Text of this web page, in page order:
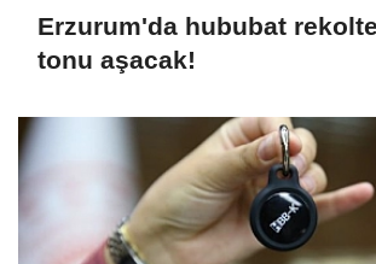
Erzurum'da hububat
tonu aşacak!